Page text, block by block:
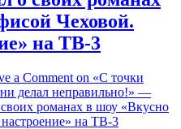
Чеховой.
на ТВ-3
a Comment on «С точки
делал неправильно!» —
романах в шоу «Вкусно
на ТВ-3